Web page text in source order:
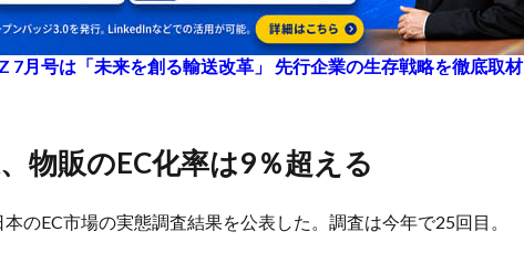
7月号は「未来を創る輸送改革」 先行企業の生存戦略を徹底取材
、物販のEC化率は9％超える
のEC市場の実態調査結果を公表した。調査は今年で25回目。